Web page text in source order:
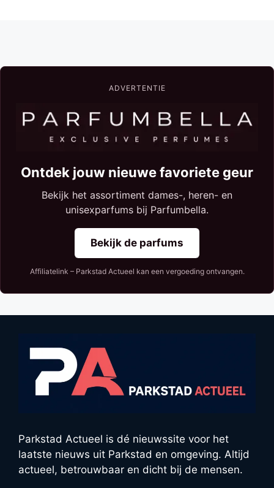
ADVERTENTIE
Ontdek jouw nieuwe favoriete geur
Bekijk het assortiment dames-, heren- en
unisexparfums bij Parfumbella.
Bekijk de parfums
Affiliatelink – Parkstad Actueel kan een vergoeding ontvangen.
Parkstad Actueel is dé nieuwssite voor het
laatste nieuws uit Parkstad en omgeving. Altijd
actueel, betrouwbaar en dicht bij de mensen.